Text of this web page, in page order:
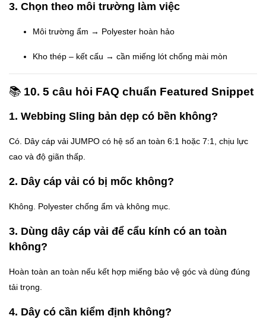
3. Chọn theo môi trường làm việc
Môi trường ẩm → Polyester hoàn hảo
Kho thép – kết cấu → cần miếng lót chống mài mòn
📚 10. 5 câu hỏi FAQ chuẩn Featured Snippet
1. Webbing Sling bản dẹp có bền không?
Có. Dây cáp vải JUMPO có hệ số an toàn 6:1 hoặc 7:1, chịu lực
cao và độ giãn thấp.
2. Dây cáp vải có bị mốc không?
Không. Polyester chống ẩm và không mục.
3. Dùng dây cáp vải để cẩu kính có an toàn
không?
Hoàn toàn an toàn nếu kết hợp miếng bảo vệ góc và dùng đúng
tải trọng.
4. Dây có cần kiểm định không?